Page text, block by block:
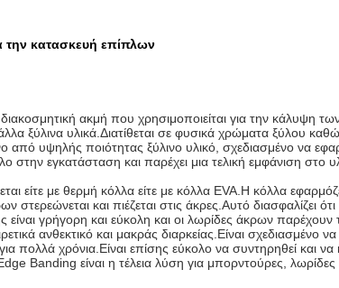
την κατασκευή επίπλων
ακμή που χρησιμοποιείται για την κάλυψη
ξύλινα υλικά.Διατίθεται σε φυσικά χρώματα ξύλου
από υψηλής ποιότητας ξύλινο υλικό, σχεδιασμένο να
στην εγκατάσταση και παρέχει μια τελική εμφάνιση στο
είτε με θερμή κόλλα είτε με κόλλα EVA.Η κόλλα
στερεώνεται και πιέζεται στις άκρες.Αυτό διασφαλίζει
γρήγορη και εύκολη και οι λωρίδες άκρων παρέχουν
ανθεκτικό και μακράς διαρκείας.Είναι σχεδιασμένο
πολλά χρόνια.Είναι επίσης εύκολο να συντηρηθεί και
Banding είναι η τέλεια λύση για μπορντούρες,